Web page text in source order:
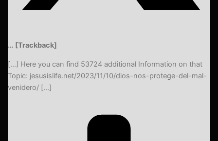
… [Trackback]
[…] Here you can find 53724 additional Information on that
Topic: jesusislife.net/2023/11/10/dios-nos-protege-del-mal-
venidero/ […]